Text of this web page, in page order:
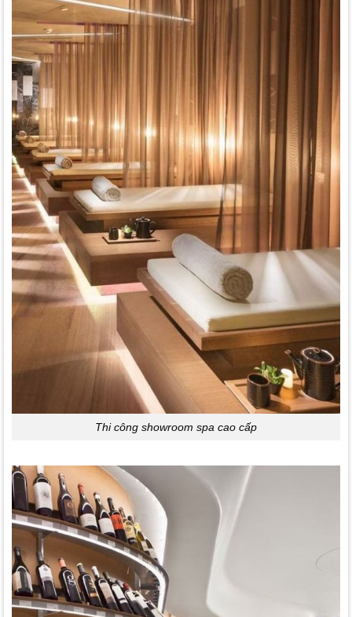
Thi công showroom spa cao cấp